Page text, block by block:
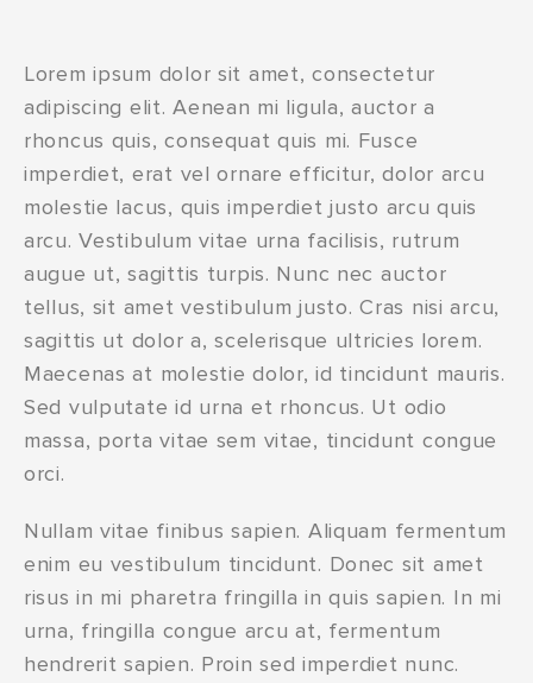
Lorem ipsum dolor sit amet, consectetur
adipiscing elit. Aenean mi ligula, auctor a
rhoncus quis, consequat quis mi. Fusce
imperdiet, erat vel ornare efficitur, dolor arcu
molestie lacus, quis imperdiet justo arcu quis
arcu. Vestibulum vitae urna facilisis, rutrum
augue ut, sagittis turpis. Nunc nec auctor
tellus, sit amet vestibulum justo. Cras nisi arcu,
sagittis ut dolor a, scelerisque ultricies lorem.
Maecenas at molestie dolor, id tincidunt mauris.
Sed vulputate id urna et rhoncus. Ut odio
massa, porta vitae sem vitae, tincidunt congue
orci.
Nullam vitae finibus sapien. Aliquam fermentum
enim eu vestibulum tincidunt. Donec sit amet
risus in mi pharetra fringilla in quis sapien. In mi
urna, fringilla congue arcu at, fermentum
hendrerit sapien. Proin sed imperdiet nunc.